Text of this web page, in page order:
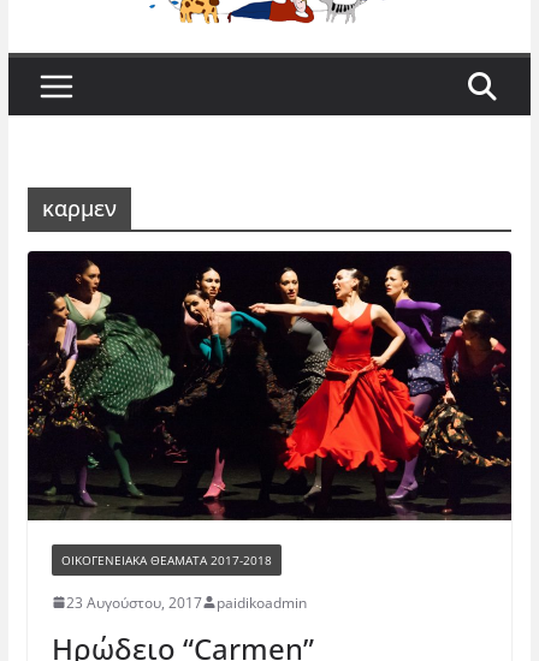
καρμεν
ΟΙΚΟΓΕΝΕΙΑΚΆ ΘΕΆΜΑΤΑ 2017-2018
23 Αυγούστου, 2017 paidikoadmin
Ηρώδειο “Carmen”